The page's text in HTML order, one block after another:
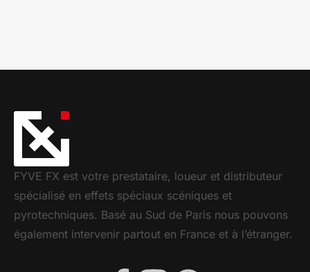
FYVE FX est votre prestataire, loueur et distributeur
spécialisé en effets spéciaux scéniques et
pyrotechniques. Basé au Sud de Paris nous pouvons
également intervenir partout en France et à l’étranger.